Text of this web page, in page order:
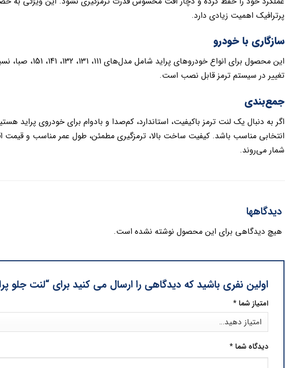
پرترافیک اهمیت زیادی دارد.
سازگاری با خودرو
تغییر در سیستم ترمز قابل نصب است.
جمع‌بندی
اگر به دنبال یک لنت ترمز باکیفیت، استاندارد، کم‌صدا و بادوام برای خودروی پراید
انتخابی مناسب باشد. کیفیت ساخت بالا، ترمزگیری مطمئن، طول عمر مناسب و قیمت
شمار می‌روند.
دیدگاهها
هیچ دیدگاهی برای این محصول نوشته نشده است.
اولین نفری باشید که دیدگاهی را ارسال می کنید برای “لنت جلو
امتیاز شما*
دیدگاه شما*